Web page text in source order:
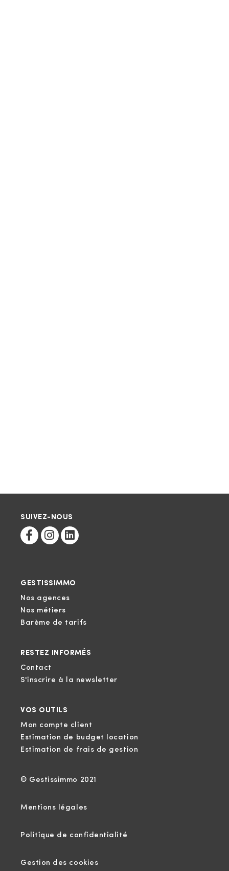
SUIVEZ-NOUS
GESTISSIMMO
Nos agences
Nos métiers
Barème de tarifs
RESTEZ INFORMÉS
Contact
S'inscrire à la newsletter
VOS OUTILS
Mon compte client
Estimation de budget location
Estimation de frais de gestion
© Gestissimmo 2021
Mentions légales
Politique de confidentialité
Gestion des cookies